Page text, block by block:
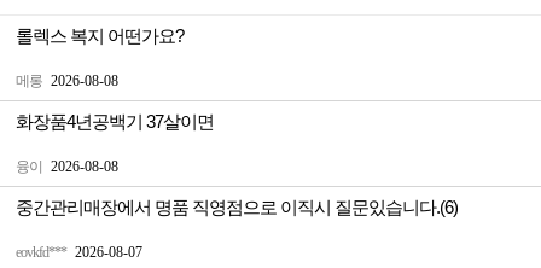
메롱 2026-08-08
롤렉스 복지 어떤가요?
융이 2026-08-08
화장품4년공백기 37살이면
eovkfd*** 2026-08-07
중간관리매장에서 명품 직영점으로 이직시 질문있습니다.(6)